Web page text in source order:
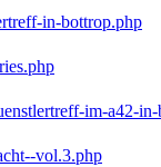
in-bottrop.php
im-a42-
vol.3.php